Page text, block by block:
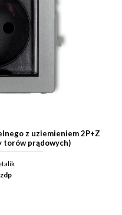
z uziemieniem 2P+Z
torów prądowych)